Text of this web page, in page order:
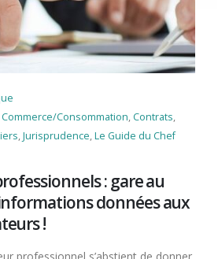
Commerce/Consommation,Contrats,
,Jurisprudence,Le Guide du Chef
: gare au
données aux
!
professionnel s’abstient de donner